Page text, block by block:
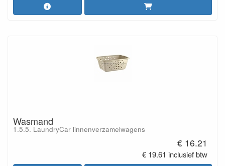
Wasmand
1.5.5. LaundryCar linnenverzamelwagens
€ 16.21
€ 19.61 inclusief btw